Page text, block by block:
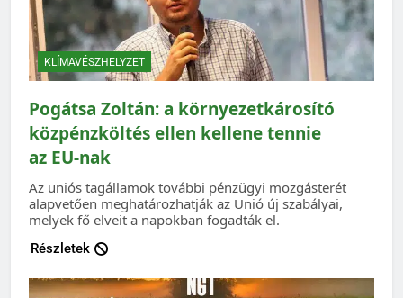
KLÍMAVÉSZHELYZET
Pogátsa Zoltán: a környezetkárosító
közpénzköltés ellen kellene tennie
az EU-nak
Az uniós tagállamok további pénzügyi mozgásterét
alapvetően meghatározhatják az Unió új szabályai,
melyek fő elveit a napokban fogadták el.
Részletek